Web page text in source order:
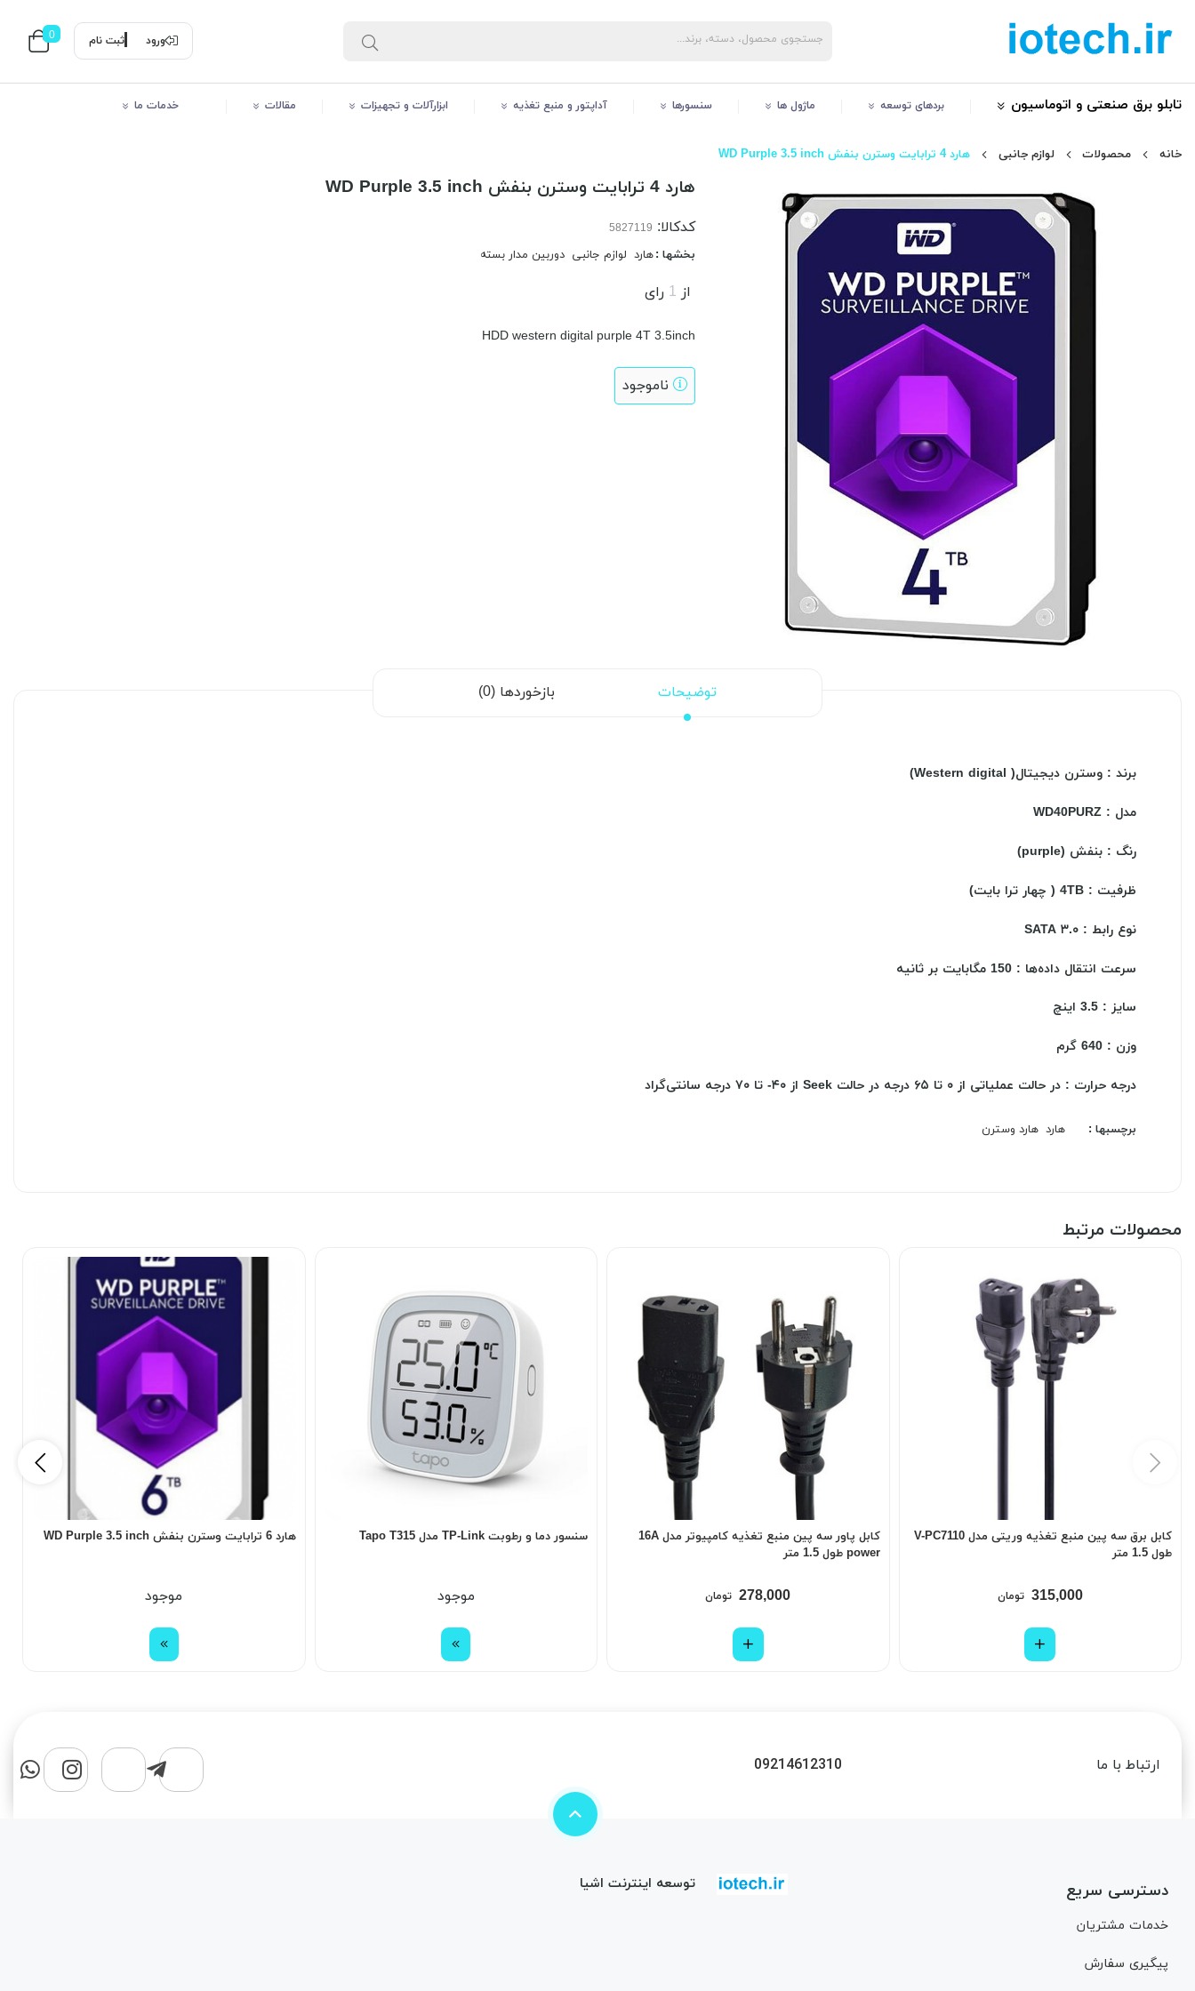
ورود ثبت نام 0
تابلو برق صنعتی و اتوماسیون بردهای توسعه ماژول ها سنسورها آداپتور و منبع تغذیه ابزارآلات و تجهیزات مقالات خدمات ما
خانه محصولات لوازم جانبی هارد 4 ترابایت وسترن بنفش WD Purple 3.5 inch
هارد 4 ترابایت وسترن بنفش WD Purple 3.5 inch
کدکالا:
بخشها :هارد لوازم جانبی دوربین مدار بسته
از 1 رای
HDD western digital purple 4T 3.5inch
ناموجود
توضیحات بازخوردها (0)
برند : وسترن دیجیتال( Western digital)
مدل : WD40PURZ
رنگ : بنفش (purple)
ظرفیت : 4TB ( چهار ترا بایت)
نوع رابط : SATA ۳.۰
سرعت انتقال داده‌ها : 150 مگابایت بر ثانیه
سایز : 3.5 اینچ
وزن : 640 گرم
درجه حرارت : در حالت عملیاتی از ۰ تا ۶۵ درجه در حالت Seek از ۴۰- تا ۷۰ درجه سانتی‌گراد
برچسبها : هارد هارد وسترن
محصولات مرتبط
کابل برق سه پین منبع تغذیه وریتی مدل V-PC7110
طول 1.5 متر
315,000 تومان
کابل پاور سه پین منبع تغذیه کامپیوتر مدل 16A
power طول 1.5 متر
278,000 تومان
سنسور دما و رطوبت TP-Link مدل Tapo T315
موجود
هارد 6 ترابایت وسترن بنفش WD Purple 3.5 inch
موجود
ارتباط با ما 09214612310
دسترسی سریع
خدمات مشتریان
پیگیری سفارش
توسعه اینترنت اشیا